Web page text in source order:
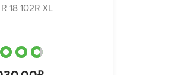
18 102R XL